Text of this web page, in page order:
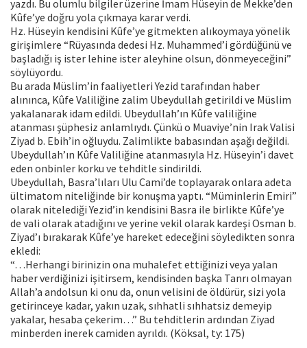
yazdı. Bu olumlu bilgiler üzerine İmam Hüseyin de Mekke’den
Kûfe’ye doğru yola çıkmaya karar verdi.
Hz. Hüseyin kendisini Kûfe’ye gitmekten alıkoymaya yönelik
girişimlere “Rüyasında dedesi Hz. Muhammed’i gördüğünü ve
başladığı iş ister lehine ister aleyhine olsun, dönmeyeceğini”
söylüyordu.
Bu arada Müslim’in faaliyetleri Yezid tarafından haber
alınınca, Kûfe Valiliğine zalim Ubeydullah getirildi ve Müslim
yakalanarak idam edildi. Ubeydullah’ın Kûfe valiliğine
atanması şüphesiz anlamlıydı. Çünkü o Muaviye’nin Irak Valisi
Ziyad b. Ebih’in oğluydu. Zalimlikte babasından aşağı değildi.
Ubeydullah’ın Kûfe Valiliğine atanmasıyla Hz. Hüseyin’i davet
eden onbinler korku ve tehditle sindirildi.
Ubeydullah, Basra’lıları Ulu Cami’de toplayarak onlara adeta
ültimatom niteliğinde bir konuşma yaptı. “Müminlerin Emiri”
olarak nitelediği Yezid’in kendisini Basra ile birlikte Kûfe’ye
de vali olarak atadığını ve yerine vekil olarak kardeşi Osman b.
Ziyad’ı bırakarak Kûfe’ye hareket edeceğini söyledikten sonra
ekledi:
“…Herhangi birinizin ona muhalefet ettiğinizi veya yalan
haber verdiğinizi işitirsem, kendisinden başka Tanrı olmayan
Allah’a andolsun ki onu da, onun velisini de öldürür, sizi yola
getirinceye kadar, yakın uzak, sıhhatli sıhhatsiz demeyip
yakalar, hesaba çekerim…” Bu tehditlerin ardından Ziyad
minberden inerek camiden ayrıldı. (Köksal, ty: 175)